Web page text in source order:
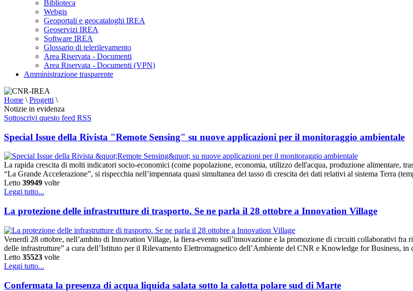
Biblioteca
Webgis
Geoportali e geocataloghi IREA
Geoservizi IREA
Software IREA
Glossario di telerilevamento
Area Riservata - Documenti
Area Riservata - Documenti (VPN)
Amministrazione trasparente
Home \ Progetti \
Notizie in evidenza
Sottoscrivi questo feed RSS
Special Issue della Rivista "Remote Sensing" su nuove applicazioni per il monitoraggio ambientale
La rapida crescita di molti indicatori socio-economici (come popolazione, economia, utilizzo dell'acqua, produzione alimentare,
“La Grande Accelerazione”, si rispecchia nell’impennata quasi simultanea del tasso di crescita dei dati relativi al sistema Terra
Letto 39949 volte
Leggi tutto...
La protezione delle infrastrutture di trasporto. Se ne parla il 28 ottobre a Innovation Village
Venerdì 28 ottobre, nell’ambito di Innovation Village, la fiera-evento sull’innovazione e la promozione di circuiti collaborativi fra
delle infrastrutture” a cura dell’Istituto per il Rilevamento Elettromagnetico dell’Ambiente del CNR e Knowledge for Business,
Letto 35523 volte
Leggi tutto...
Confermata la presenza di acqua liquida salata sotto la calotta polare sud di Marte